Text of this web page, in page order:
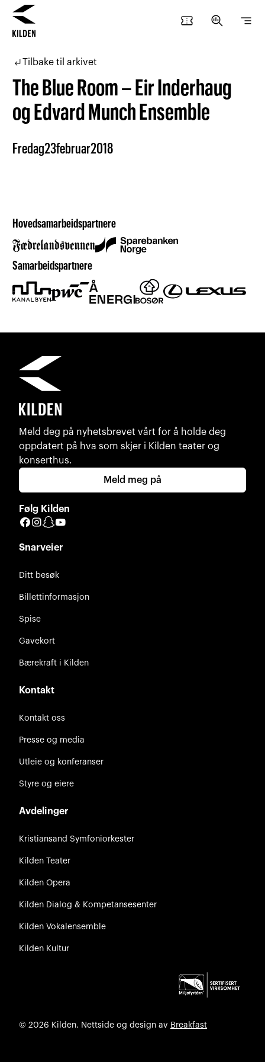
confirmation_number search_insights segment
subdirectory_arrow_leftTilbake til arkivet
The Blue Room – Eir Inderhaug
og Edvard Munch Ensemble
Fredag23februar2018
Hovedsamarbeidspartnere
Samarbeidspartnere
Meld deg på nyhetsbrevet vårt for å holde deg
oppdatert på hva som skjer i Kilden teater og
konserthus.
Meld meg på
Følg Kilden
Facebook
Instagram
Snapchat
Snarveier
Ditt besøk
Billettinformasjon
Spise
Gavekort
Bærekraft i Kilden
Kontakt
Kontakt oss
Presse og media
Utleie og konferanser
Styre og eiere
Avdelinger
Kristiansand Symfoniorkester
Kilden Teater
Kilden Opera
Kilden Dialog & Kompetansesenter
Kilden Vokalensemble
Kilden Kultur
© 2026 Kilden. Nettside og design av Breakfast